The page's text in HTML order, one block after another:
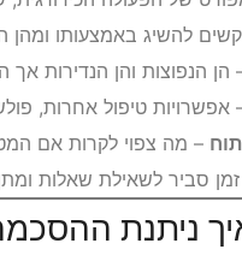
להשיג באמצעותו ומהן
הן הנפוצות והן הנדירות אך
אפשרויות טיפול אחרות,
– מה צפוי לקרות אם
סביר לשאילת שאלות
ניתנת